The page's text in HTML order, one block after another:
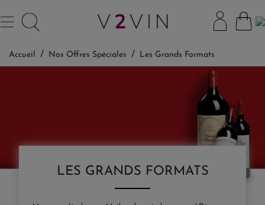
Accueil Nos Offres Spéciales Les Grands Formats
LES GRANDS FORMATS